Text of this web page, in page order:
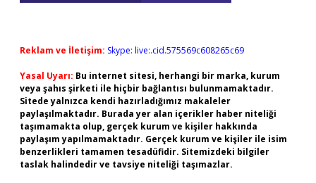
Reklam ve İletişim: Skype: live:.cid.575569c608265c69
Yasal Uyarı: Bu internet sitesi, herhangi bir marka, kurum
veya şahıs şirketi ile hiçbir bağlantısı bulunmamaktadır.
Sitede yalnızca kendi hazırladığımız makaleler
paylaşılmaktadır. Burada yer alan içerikler haber niteliği
taşımamakta olup, gerçek kurum ve kişiler hakkında
paylaşım yapılmamaktadır. Gerçek kurum ve kişiler ile isim
benzerlikleri tamamen tesadüfidir. Sitemizdeki bilgiler
taslak halindedir ve tavsiye niteliği taşımazlar.